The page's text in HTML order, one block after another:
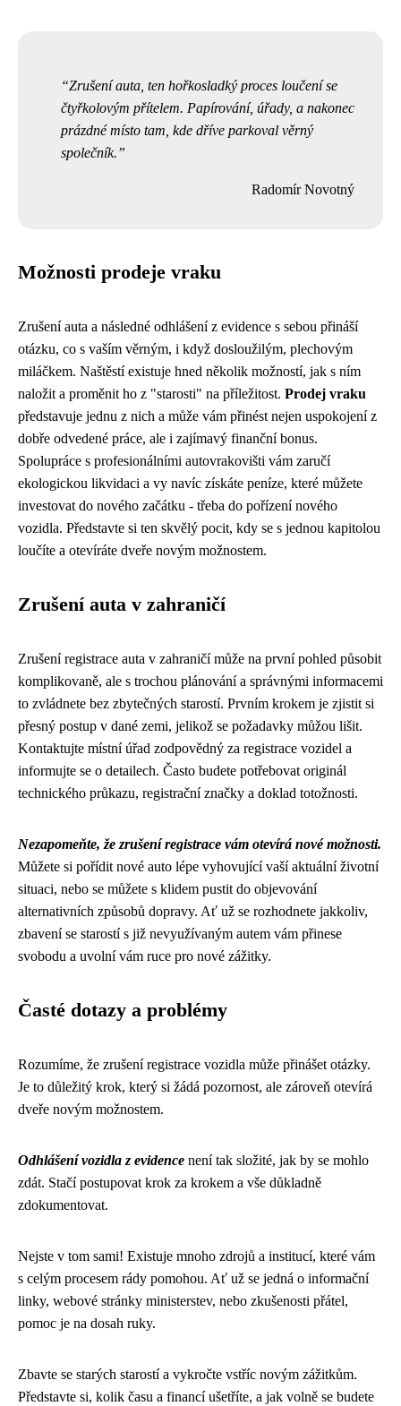
Zrušení auta, ten hořkosladký proces loučení se
čtyřkolovým přítelem. Papírování, úřady, a nakonec
prázdné místo tam, kde dříve parkoval věrný
společník.
Radomír Novotný
Možnosti prodeje vraku
Zrušení auta a následné odhlášení z evidence s sebou přináší
otázku, co s vaším věrným, i když dosloužilým, plechovým
miláčkem. Naštěstí existuje hned několik možností, jak s ním
naložit a proměnit ho z "starosti" na příležitost. Prodej vraku
představuje jednu z nich a může vám přinést nejen uspokojení z
dobře odvedené práce, ale i zajímavý finanční bonus.
Spolupráce s profesionálními autovrakovišti vám zaručí
ekologickou likvidaci a vy navíc získáte peníze, které můžete
investovat do nového začátku - třeba do pořízení nového
vozidla. Představte si ten skvělý pocit, kdy se s jednou kapitolou
loučíte a otevíráte dveře novým možnostem.
Zrušení auta v zahraničí
Zrušení registrace auta v zahraničí může na první pohled působit
komplikovaně, ale s trochou plánování a správnými informacemi
to zvládnete bez zbytečných starostí. Prvním krokem je zjistit si
přesný postup v dané zemi, jelikož se požadavky můžou lišit.
Kontaktujte místní úřad zodpovědný za registrace vozidel a
informujte se o detailech. Často budete potřebovat originál
technického průkazu, registrační značky a doklad totožnosti.
Nezapomeňte, že zrušení registrace vám otevírá nové možnosti.
Můžete si pořídit nové auto lépe vyhovující vaší aktuální životní
situaci, nebo se můžete s klidem pustit do objevování
alternativních způsobů dopravy. Ať už se rozhodnete jakkoliv,
zbavení se starostí s již nevyužívaným autem vám přinese
svobodu a uvolní vám ruce pro nové zážitky.
Časté dotazy a problémy
Rozumíme, že zrušení registrace vozidla může přinášet otázky.
Je to důležitý krok, který si žádá pozornost, ale zároveň otevírá
dveře novým možnostem.
Odhlášení vozidla z evidence není tak složité, jak by se mohlo
zdát. Stačí postupovat krok za krokem a vše důkladně
zdokumentovat.
Nejste v tom sami! Existuje mnoho zdrojů a institucí, které vám
s celým procesem rády pomohou. Ať už se jedná o informační
linky, webové stránky ministerstev, nebo zkušenosti přátel,
pomoc je na dosah ruky.
Zbavte se starých starostí a vykročte vstříc novým zážitkům.
Představte si, kolik času a financí ušetříte, a jak volně se budete